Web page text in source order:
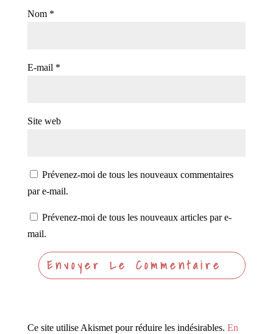
Nom *
E-mail *
Site web
Prévenez-moi de tous les nouveaux commentaires
par e-mail.
Prévenez-moi de tous les nouveaux articles par e-
mail.
Ce site utilise Akismet pour réduire les indésirables. En